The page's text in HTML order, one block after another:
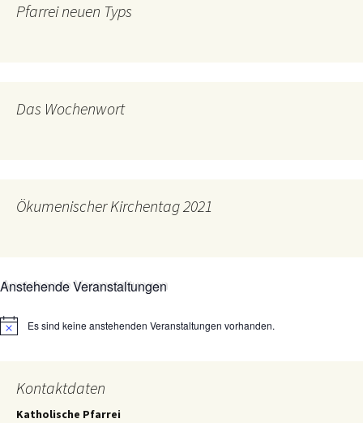
Pfarrei neuen Typs
Das Wochenwort
Ökumenischer Kirchentag 2021
Anstehende Veranstaltungen
HinweisEs sind keine anstehenden Veranstaltungen vorhanden.
Kontaktdaten
Katholische Pfarrei